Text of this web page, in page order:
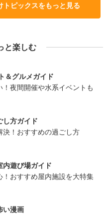
ピックスをもっと見る
と楽しむ
＆グルメガイド
夜間開催や水系イベントも
し方ガイド
決！おすすめの過ごし方
内遊び場ガイド
おすすめ屋内施設を大特集
い漫画